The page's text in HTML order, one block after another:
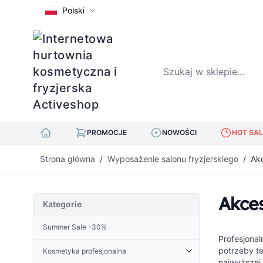
Polski
Szukaj w sklepie...
PROMOCJE NOWOŚCI HOT
Strona główna / Wyposażenie salonu fryzjerskiego /
potrzeby
Kategorie
Summer Sale -30%
Kosmetyka profesjonalna